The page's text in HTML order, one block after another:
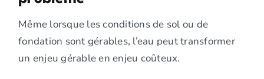
Même lorsque les conditions de sol ou de
fondation sont gérables, l’eau peut transformer
un enjeu gérable en enjeu coûteux.